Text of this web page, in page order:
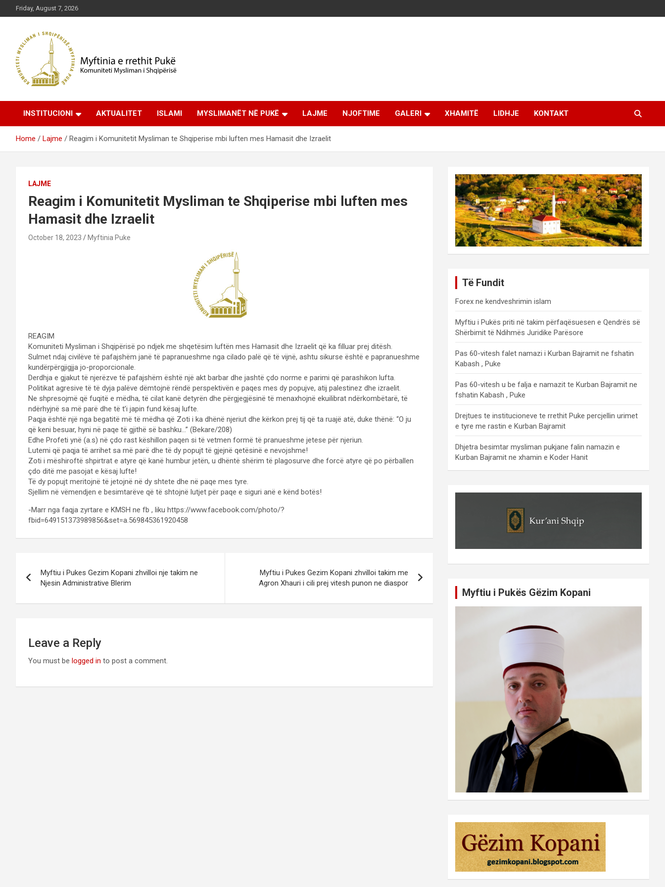
to
Friday, August 7, 2026
Myftinia Pukë | Faqja
Zyrtare
INSTITUCIONI AKTUALITET ISLAMI MYSLIMANËT NË PUKË LAJME NJOFTIME GALERI XHAMITË LIDHJE KONTAKT
Home Lajme Reagim i Komunitetit Mysliman te Shqiperise mbi luften mes Hamasit dhe Izraelit
LAJME
Reagim i Komunitetit Mysliman te Shqiperise mbi luften mes
Hamasit dhe Izraelit
October 18, 2023 Myftinia Puke
REAGIM
Komuniteti Mysliman i Shqipërisë po ndjek me shqetësim luftën mes Hamasit dhe Izraelit që ka filluar prej ditësh.
Sulmet ndaj civilëve të pafajshëm janë të papranueshme nga cilado palë që të vijnë, ashtu sikurse është e papranueshme
kundërpërgjigjja jo-proporcionale.
Derdhja e gjakut të njerëzve të pafajshëm është një akt barbar dhe jashtë çdo norme e parimi që parashikon lufta.
Politikat agresive të të dyja palëve dëmtojnë rëndë perspektivën e paqes mes dy popujve, atij palestinez dhe izraelit.
Ne shpresojmë që fuqitë e mëdha, të cilat kanë detyrën dhe përgjegjësinë të menaxhojnë ekuilibrat ndërkombëtarë, të
ndërhyjnë sa më parë dhe të t’i japin fund kësaj lufte.
Paqja është një nga begatitë më të mëdha që Zoti i ka dhënë njeriut dhe kërkon prej tij që ta ruajë atë, duke thënë: “O ju
që keni besuar, hyni në paqe të gjithë së bashku…” (Bekare/208)
Edhe Profeti ynë (a.s) në çdo rast këshillon paqen si të vetmen formë të pranueshme jetese për njeriun.
Lutemi që paqja të arrihet sa më parë dhe të dy popujt të gjejnë qetësinë e nevojshme!
Zoti i mëshiroftë shpirtrat e atyre që kanë humbur jetën, u dhëntë shërim të plagosurve dhe forcë atyre që po përballen
çdo ditë me pasojat e kësaj lufte!
Të dy popujt meritojnë të jetojnë në dy shtete dhe në paqe mes tyre.
Sjellim në vëmendjen e besimtarëve që të shtojnë lutjet për paqe e siguri anë e kënd botës!
-Marr nga faqja zyrtare e KMSH ne fb , liku https://www.facebook.com/photo/?
fbid=649151373989856&set=a.569845361920458
navigation
Myftiu i Pukes Gezim Kopani zhvilloi nje takim ne
Njesin Administrative Blerim
Myftiu i Pukes Gezim Kopani zhvilloi takim me
Agron Xhauri i cili prej vitesh punon ne diaspor
Leave a Reply
You must be logged in to post a comment.
Të Fundit
Forex ne kendveshrimin islam
Myftiu i Pukës priti në takim përfaqësuesen e Qendrës së
Shërbimit të Ndihmës Juridike Parësore
Pas 60-vitesh falet namazi i Kurban Bajramit ne fshatin
Kabash , Puke
Pas 60-vitesh u be falja e namazit te Kurban Bajramit ne
fshatin Kabash , Puke
Drejtues te institucioneve te rrethit Puke percjellin urimet
e tyre me rastin e Kurban Bajramit
Dhjetra besimtar mysliman pukjane falin namazin e
Kurban Bajramit ne xhamin e Koder Hanit
Myftiu i Pukës Gëzim Kopani